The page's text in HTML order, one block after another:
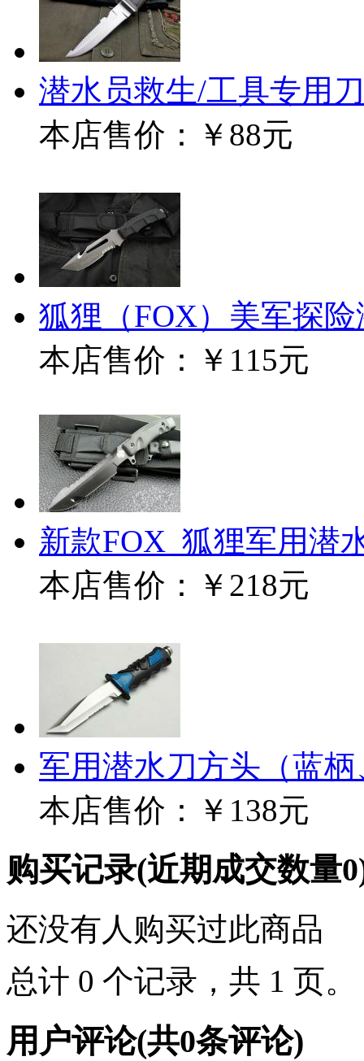
潜水员救生/工具专用
本店售价：
￥88元
狐狸（FOX）美军探
本店售价：
￥115元
新款FOX_狐狸军用潜
本店售价：
￥218元
军用潜水刀方头（蓝
本店售价：
￥138元
购买记录(近期成交数量0
还没有人购买过此商品
总计 0 个记录，共 1 页。
用户评论(共0条评论)